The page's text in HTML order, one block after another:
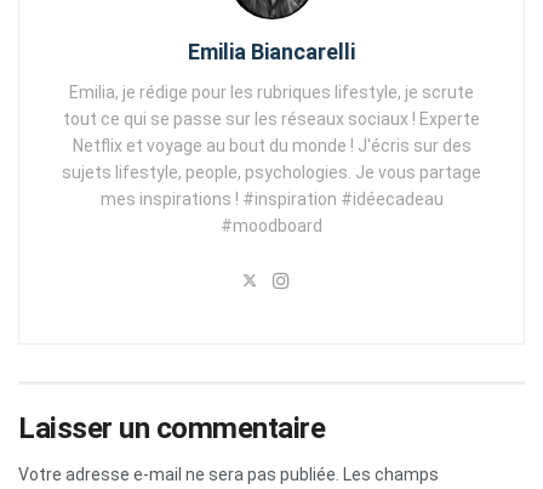
Emilia Biancarelli
Emilia, je rédige pour les rubriques lifestyle, je scrute
tout ce qui se passe sur les réseaux sociaux ! Experte
Netflix et voyage au bout du monde ! J'écris sur des
sujets lifestyle, people, psychologies. Je vous partage
mes inspirations ! #inspiration #idéecadeau
#moodboard
Laisser un commentaire
Votre adresse e-mail ne sera pas publiée.
Les champs